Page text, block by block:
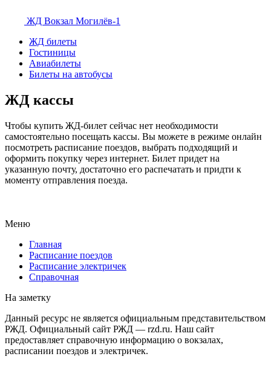
ЖД Вокзал Могилёв-1
ЖД билеты
Гостиницы
Авиабилеты
Билеты на автобусы
ЖД кассы
Чтобы купить ЖД-билет сейчас нет необходимости
самостоятельно посещать кассы. Вы можете в режиме онлайн
посмотреть расписание поездов, выбрать подходящий и
оформить покупку через интернет. Билет придет на
указанную почту, достаточно его распечатать и придти к
моменту отправления поезда.
Меню
Главная
Расписание поездов
Расписание электричек
Справочная
На заметку
Данный ресурс не является официальным представительством
РЖД. Официальный сайт РЖД — rzd.ru. Наш сайт
предоставляет справочную информацию о вокзалах,
расписании поездов и электричек.